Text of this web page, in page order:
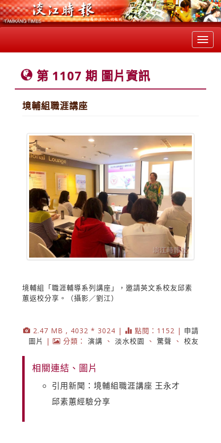
第 1107 期 圖片資訊
境輔組職涯講座
境輔組「職涯輔導系列講座」，邀請英文系校友邱素
蕙返校分享。（攝影／劉江）
2.47 MB , 4032 * 3024 | 點閱：1152 | 申請
圖片
| 分類： 演講 、 淡水校園 、 驚聲 、 校友
相關連結、圖片
引用新聞：境輔組職涯講座 王永才
邱素蕙經驗分享